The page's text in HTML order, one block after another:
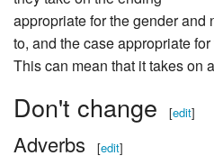
appropriate for the gender and
to, and the case appropriate
This can mean that it takes on
Don't change [edit]
Adverbs [edit]